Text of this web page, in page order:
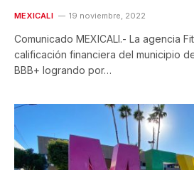
MEXICALI 19 noviembre, 2022
Comunicado MEXICALI.- La agencia
calificación financiera del municipio
BBB+ logrando por…